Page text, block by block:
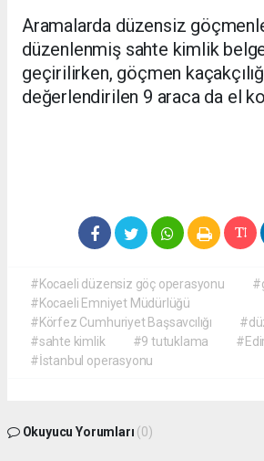
Aramalarda düzensiz
düzenlenmiş sahte kimlik
geçirilirken, göçmen
değerlendirilen 9 araca da el
#Kocaeli düzensiz göç operasyonu
#Kocaeli Emniyet Müdürlüğü
#Körfez Cumhuriyet Başsavcılığı
#sahte kimlik
#9 tutuklama
#İstanbul operasyonu
Okuyucu Yorumları (0)